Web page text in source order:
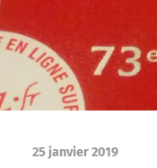
25 janvier 2019